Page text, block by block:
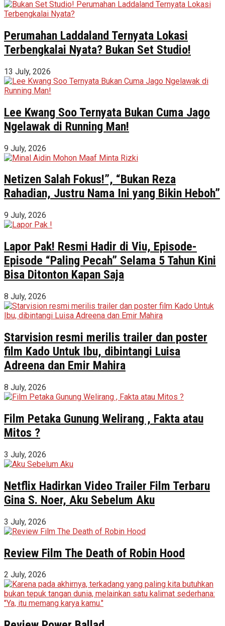
Perumahan Laddaland Ternyata Lokasi
Terbengkalai Nyata? Bukan Set Studio!
13 July, 2026
Lee Kwang Soo Ternyata Bukan Cuma Jago
Ngelawak di Running Man!
9 July, 2026
Netizen Salah Fokus!”, “Bukan Reza
Rahadian, Justru Nama Ini yang Bikin Heboh”
9 July, 2026
Lapor Pak! Resmi Hadir di Viu, Episode-
Episode “Paling Pecah” Selama 5 Tahun Kini
Bisa Ditonton Kapan Saja
8 July, 2026
Starvision resmi merilis trailer dan poster
film Kado Untuk Ibu, dibintangi Luisa
Adreena dan Emir Mahira
8 July, 2026
Film Petaka Gunung Welirang , Fakta atau
Mitos ?
3 July, 2026
Netflix Hadirkan Video Trailer Film Terbaru
Gina S. Noer, Aku Sebelum Aku
3 July, 2026
Review Film The Death of Robin Hood
2 July, 2026